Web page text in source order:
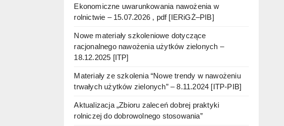
Ekonomiczne uwarunkowania nawożenia w
rolnictwie – 15.07.2026 , pdf [IERiGŻ–PIB]
Nowe materiały szkoleniowe dotyczące
racjonalnego nawożenia użytków zielonych –
18.12.2025 [ITP]
Materiały ze szkolenia “Nowe trendy w nawożeniu
trwałych użytków zielonych” – 8.11.2024 [ITP-PIB]
Aktualizacja „Zbioru zaleceń dobrej praktyki
rolniczej do dobrowolnego stosowania”